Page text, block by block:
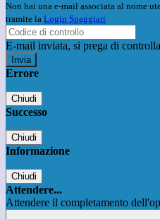
Non hai una e-mail associata al nome
tramite la Login Spaggiari
E-mail inviata, si prega di
Errore
Chiudi
Successo
Chiudi
Informazione
Chiudi
Attendere...
Attendere il completamento